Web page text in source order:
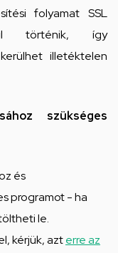
folyamat SSL
történik, így
illetéktelen
szükséges
és
programot - ha
le.
kérjük, azterre az